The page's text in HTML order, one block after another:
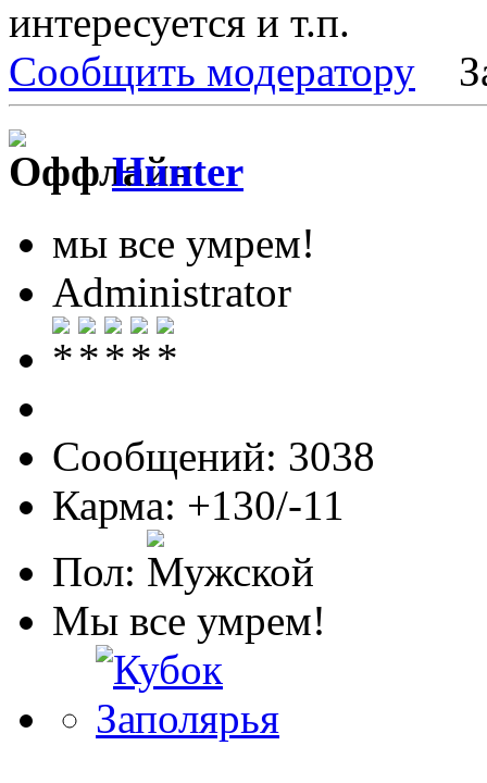
интересуется и т.п.
Сообщить модератору
Hunter
мы все умрем!
Administrator
Сообщений: 3038
Карма: +130/-11
Пол:
Мы все умрем!